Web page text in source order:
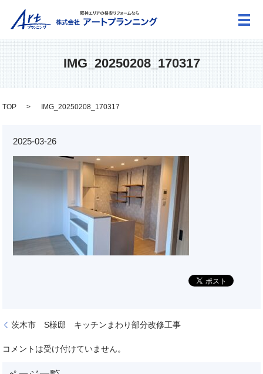
メ
IMG_20250208_170317
TOP IMG_20250208_170317
2025-03-26
茨木市 S様邸 キッチンまわり部分改修工事
コメントは受け付けていません。